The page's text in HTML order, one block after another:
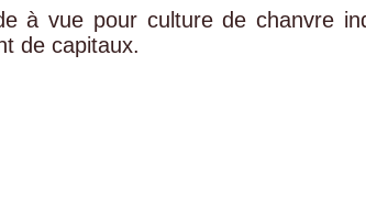
à vue pour culture de chanvre
de capitaux.